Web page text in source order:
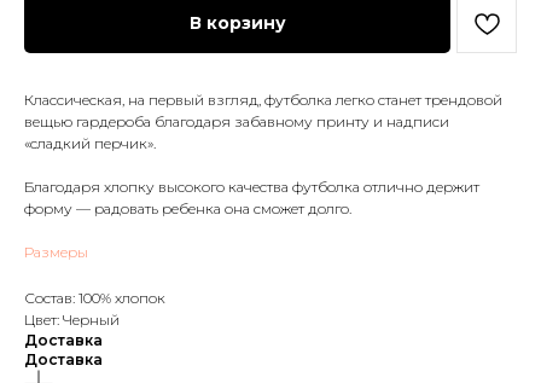
В корзину
Классическая, на первый взгляд, футболка легко станет трендовой
вещью гардероба благодаря забавному принту и надписи
«сладкий перчик».
Благодаря хлопку высокого качества футболка отлично держит
форму — радовать ребенка она сможет долго.
Размеры
Состав: 100% хлопок
Цвет: Черный
Доставка
Доставка